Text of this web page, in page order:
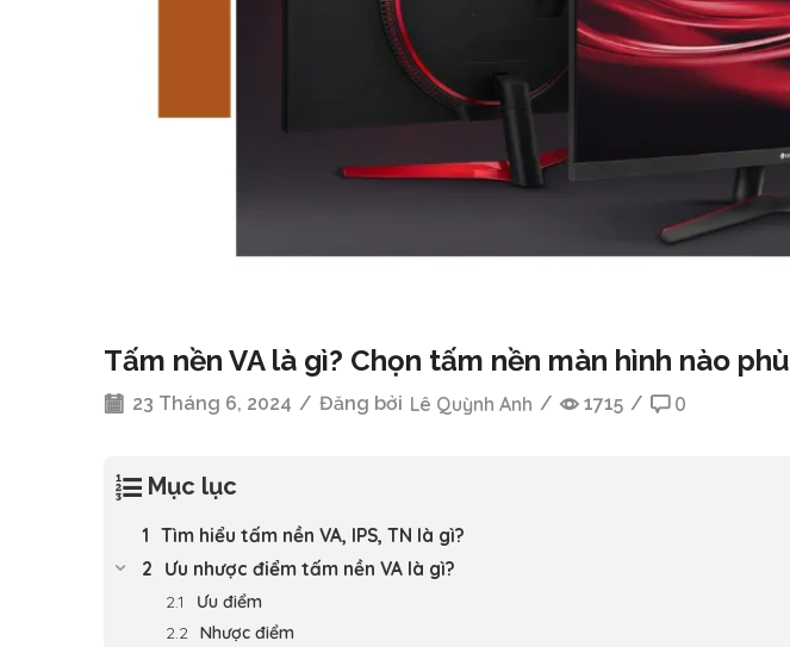
Tấm nền VA là gì? Chọn tấm nền màn hình nào
23 Tháng 6, 2024 / Đăng bởi Lê Quỳnh Anh / 1715 / 0
Mục lục
Tìm hiểu tấm nền VA, IPS, TN là gì?
Ưu nhược điểm tấm nền VA là gì?
Ưu điểm
Nhược điểm